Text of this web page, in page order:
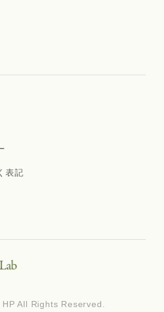
All Rights Reserved.
表記